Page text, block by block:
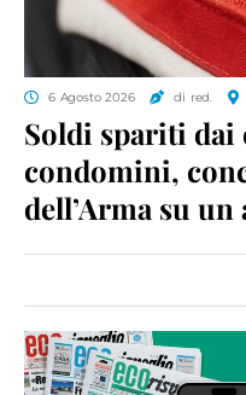
6 Agosto 2026 di red.
Soldi spariti dai
condomini,
dell’Arma su